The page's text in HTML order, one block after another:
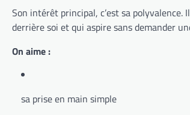
Son intérêt principal, c’est sa
derrière soi et qui aspire sans demander
On aime :
sa prise en main simple